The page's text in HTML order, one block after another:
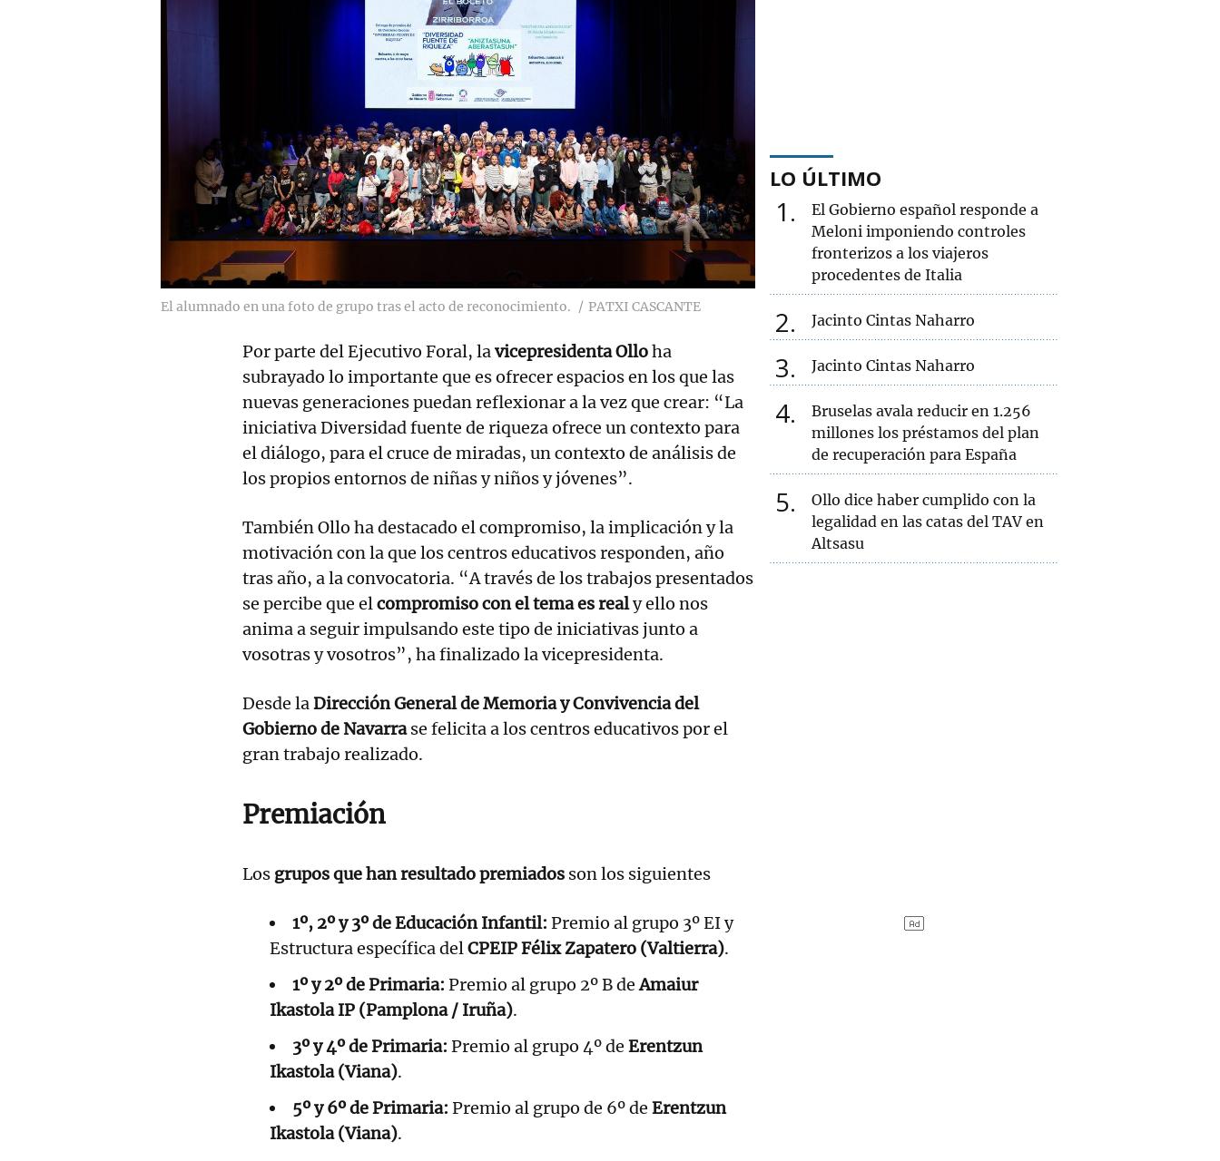
El alumnado en una foto de grupo tras el acto de reconocimiento. PATXI CASCANTE
Por parte del Ejecutivo Foral, lavicepresidenta Olloha
subrayado lo importante que es ofrecer espacios en los que las
nuevas generaciones puedan reflexionar a la vez que crear: “La
iniciativa Diversidad fuente de riqueza ofrece un contexto para
el diálogo, para el cruce de miradas, un contexto de análisis de
los propios entornos de niñas y niños y jóvenes”.
También Ollo ha destacado el compromiso, la implicación y la
motivación con la que los centros educativos responden, año
tras año, a la convocatoria. “A través de los trabajos presentados
se percibe que elcompromiso con el tema es realy ello nos
anima a seguir impulsando este tipo de iniciativas junto a
vosotras y vosotros”, ha finalizado la vicepresidenta.
Desde laDirección General de Memoria y Convivencia del
Gobierno de Navarrase felicita a los centros educativos por el
gran trabajo realizado.
Premiación
Los grupos que han resultado premiados son los siguientes
1º, 2º y 3º de Educación Infantil: Premio al grupo 3º EI y
Estructura específica delCPEIP Félix Zapatero (Valtierra).
1º y 2º de Primaria: Premio al grupo 2º B deAmaiur
Ikastola IP (Pamplona / Iruña).
3º y 4º de Primaria: Premio al grupo 4º de Erentzun
Ikastola (Viana).
5º y 6º de Primaria: Premio al grupo de 6º de Erentzun
Ikastola (Viana).
LO ÚLTIMO
1
El Gobierno español responde a
Meloni imponiendo controles
fronterizos a los viajeros
procedentes de Italia
2 Jacinto Cintas Naharro
3 Jacinto Cintas Naharro
4
Bruselas avala reducir en 1.256
millones los préstamos del plan
de recuperación para España
5
Ollo dice haber cumplido con la
legalidad en las catas del TAV en
Altsasu